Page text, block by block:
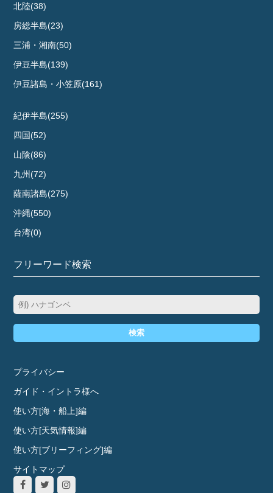
北陸(38)
房総半島(23)
三浦・湘南(50)
伊豆半島(139)
伊豆諸島・小笠原(161)
紀伊半島(255)
四国(52)
山陰(86)
九州(72)
薩南諸島(275)
沖縄(550)
台湾(0)
フリーワード検索
検索
プライバシー
ガイド・イントラ様へ
使い方[海・船上]編
使い方[天気情報]編
使い方[ブリーフィング]編
サイトマップ